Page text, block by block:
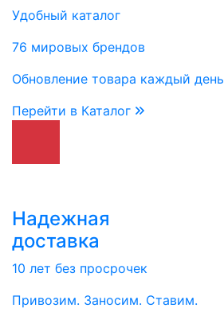
Удобный каталог
76 мировых брендов
Обновление товара каждый день
Перейти в Каталог
Надежная
доставка
10 лет без просрочек
Привозим. Заносим. Ставим.